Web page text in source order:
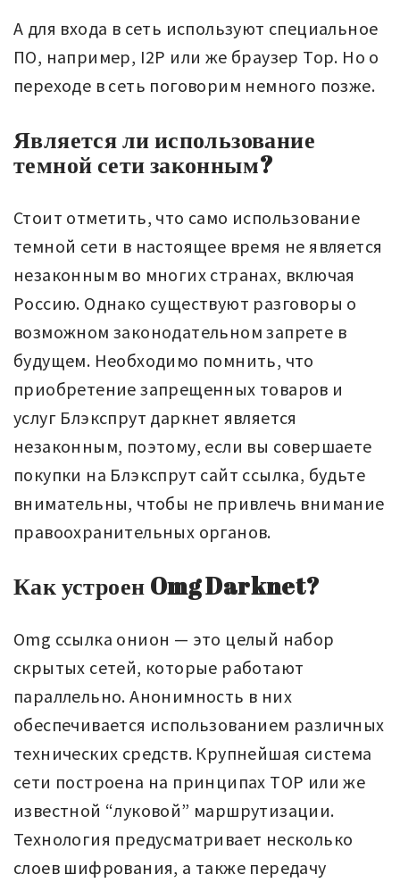
А для входа в сеть используют специальное
ПО, например, I2P или же браузер Тор. Но о
переходе в сеть поговорим немного позже.
Является ли использование
темной сети законным?
Стоит отметить, что само использование
темной сети в настоящее время не является
незаконным во многих странах, включая
Россию. Однако существуют разговоры о
возможном законодательном запрете в
будущем. Необходимо помнить, что
приобретение запрещенных товаров и
услуг Блэкспрут даркнет является
незаконным, поэтому, если вы совершаете
покупки на Блэкспрут сайт ссылка, будьте
внимательны, чтобы не привлечь внимание
правоохранительных органов.
Как устроен Omg Darknet?
Omg ссылка онион — это целый набор
скрытых сетей, которые работают
параллельно. Анонимность в них
обеспечивается использованием различных
технических средств. Крупнейшая система
сети построена на принципах ТОР или же
известной “луковой” маршрутизации.
Технология предусматривает несколько
слоев шифрования, а также передачу